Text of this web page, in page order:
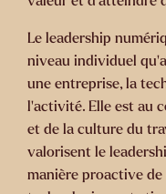
Le leadership
niveau individuel
une entreprise, la
l'activité. Elle est au
et de la culture du
valorisent le
manière proactive